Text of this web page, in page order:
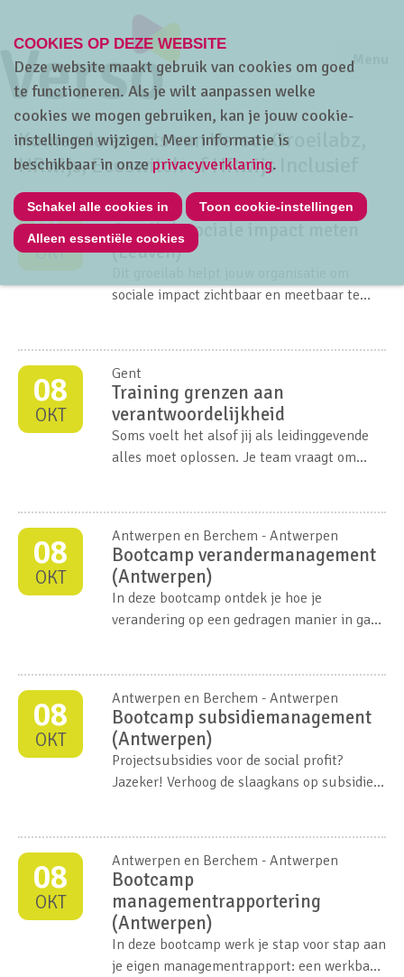
Jump
Menu
Komende events van Verso, Groeilabz,
HRwijs, Ecoswitch of HRwijs Inclusief
05
OKT
Leuven
Groeilab sociale impact meten
(Leuven)
sociale impact zichtbaar en meetbaar te
08
OKT
Gent
Training grenzen aan
verantwoordelijkheid
Soms voelt het alsof jij als leidinggevende
alles moet oplossen. Je team vraagt om
08
OKT
Antwerpen en Berchem - Antwerpen
Bootcamp verandermanagement
(Antwerpen)
In deze bootcamp ontdek je hoe je
verandering op een gedragen manier in gang
08
OKT
Antwerpen en Berchem - Antwerpen
Bootcamp subsidiemanagement
(Antwerpen)
Projectsubsidies voor de social profit?
Jazeker! Verhoog de slaagkans op subsidies
08
OKT
Antwerpen en Berchem - Antwerpen
Bootcamp
managementrapportering
(Antwerpen)
In deze bootcamp werk je stap voor stap aan
je eigen managementrapport: een werkbaar
COOKIES OP DEZE WEBSITE
Deze website maakt gebruik van cookies om goed
te functioneren. Als je wilt aanpassen welke
cookies we mogen gebruiken, kan je jouw cookie-
instellingen wijzigen. Meer informatie is
beschikbaar in onze privacyverklaring.
Schakel alle cookies in Toon cookie-instellingen
Alleen essentiële cookies